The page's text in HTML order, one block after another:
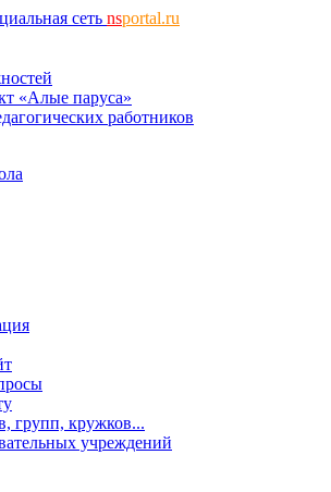
сеть nsportal.ru
«Алые паруса»
работников
групп, кружков...
учреждений